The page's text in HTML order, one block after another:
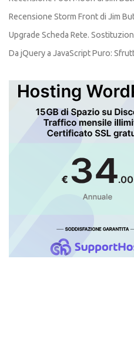
Recensione Storm Front di Jim
Upgrade Scheda Rete.
Da jQuery a JavaScript Puro: